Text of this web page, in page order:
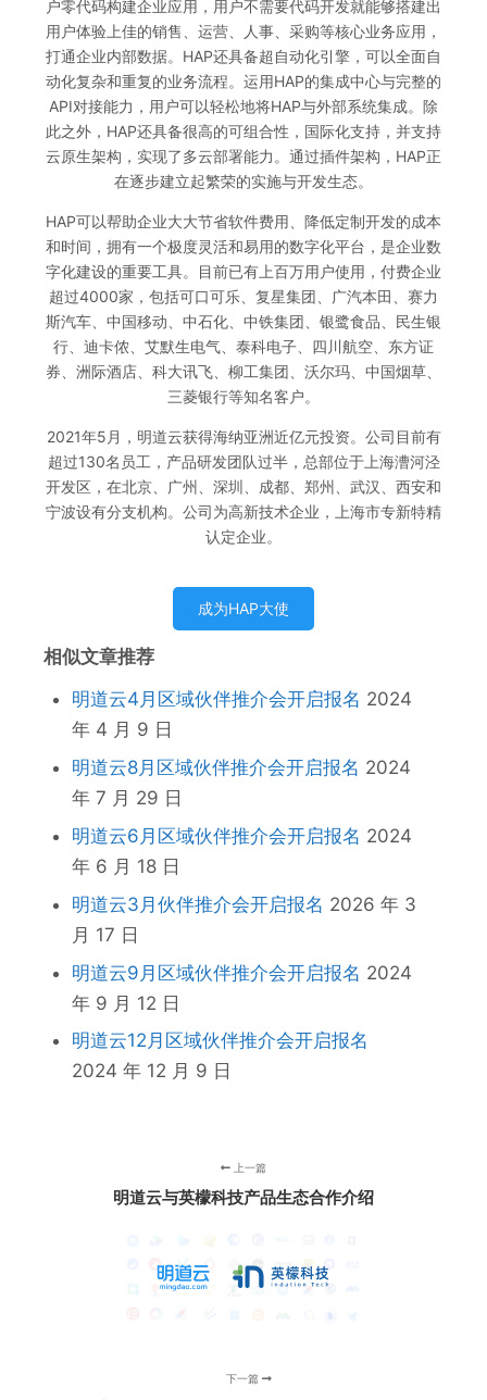
户零代码构建企业应用，用户不需要代码开发就能够搭建出
用户体验上佳的销售、运营、人事、采购等核心业务应用，
打通企业内部数据。HAP还具备超自动化引擎，可以全面自
动化复杂和重复的业务流程。运用HAP的集成中心与完整的
API对接能力，用户可以轻松地将HAP与外部系统集成。除
此之外，HAP还具备很高的可组合性，国际化支持，并支持
云原生架构，实现了多云部署能力。通过插件架构，HAP正
在逐步建立起繁荣的实施与开发生态。
HAP可以帮助企业大大节省软件费用、降低定制开发的成本
和时间，拥有一个极度灵活和易用的数字化平台，是企业数
字化建设的重要工具。目前已有上百万用户使用，付费企业
超过4000家，包括可口可乐、复星集团、广汽本田、赛力
斯汽车、中国移动、中石化、中铁集团、银鹭食品、民生银
行、迪卡侬、艾默生电气、泰科电子、四川航空、东方证
券、洲际酒店、科大讯飞、柳工集团、沃尔玛、中国烟草、
三菱银行等知名客户。
2021年5月，明道云获得海纳亚洲近亿元投资。公司目前有
超过130名员工，产品研发团队过半，总部位于上海漕河泾
开发区，在北京、广州、深圳、成都、郑州、武汉、西安和
宁波设有分支机构。公司为高新技术企业，上海市专新特精
认定企业。
成为HAP大使
相似文章推荐
明道云4月区域伙伴推介会开启报名 2024
年 4 月 9 日
明道云8月区域伙伴推介会开启报名 2024
年 7 月 29 日
明道云6月区域伙伴推介会开启报名 2024
年 6 月 18 日
明道云3月伙伴推介会开启报名 2026 年 3
月 17 日
明道云9月区域伙伴推介会开启报名 2024
年 9 月 12 日
明道云12月区域伙伴推介会开启报名
2024 年 12 月 9 日
上一篇
明道云与英檬科技产品生态合作介绍
下一篇